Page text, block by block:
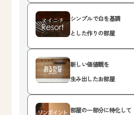
シンプルで白を基調
とした作りの部屋
新しい価値観を
生み出したお部屋
部屋の一部分に特化して